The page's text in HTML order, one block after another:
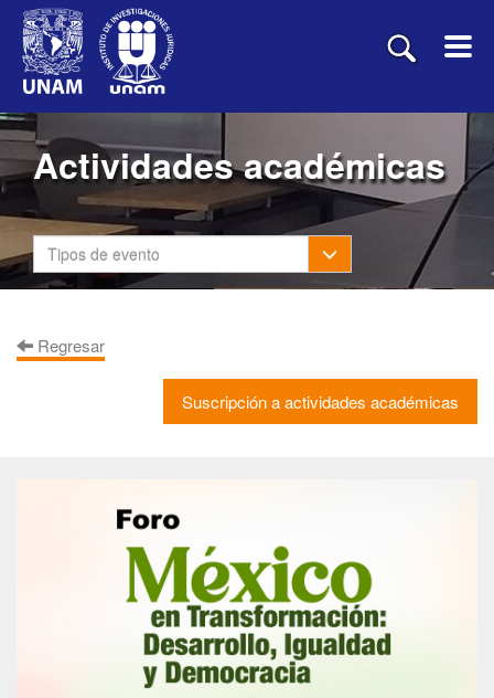
Actividades académicas
Tipos de evento Toggle Dropdown
Regresar
Suscripción a actividades académicas